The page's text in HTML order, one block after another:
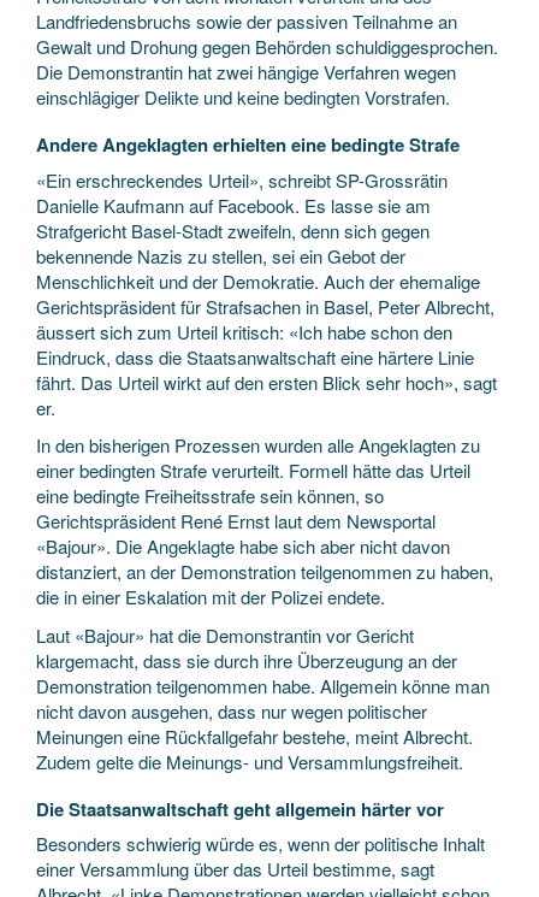
Landfriedensbruchs sowie der passiven Teilnahme an
Gewalt und Drohung gegen Behörden schuldiggesprochen.
Die Demonstrantin hat zwei hängige Verfahren wegen
einschlägiger Delikte und keine bedingten Vorstrafen.
Andere Angeklagten erhielten eine bedingte Strafe
«Ein erschreckendes Urteil», schreibt SP-Grossrätin
Danielle Kaufmann auf Facebook. Es lasse sie am
Strafgericht Basel-Stadt zweifeln, denn sich gegen
bekennende Nazis zu stellen, sei ein Gebot der
Menschlichkeit und der Demokratie. Auch der ehemalige
Gerichtspräsident für Strafsachen in Basel, Peter Albrecht,
äussert sich zum Urteil kritisch: «Ich habe schon den
Eindruck, dass die Staatsanwaltschaft eine härtere Linie
fährt. Das Urteil wirkt auf den ersten Blick sehr hoch», sagt
er.
In den bisherigen Prozessen wurden alle Angeklagten zu
einer bedingten Strafe verurteilt. Formell hätte das Urteil
eine bedingte Freiheitsstrafe sein können, so
Gerichtspräsident René Ernst laut dem Newsportal
«Bajour». Die Angeklagte habe sich aber nicht davon
distanziert, an der Demonstration teilgenommen zu haben,
die in einer Eskalation mit der Polizei endete.
Laut «Bajour» hat die Demonstrantin vor Gericht
klargemacht, dass sie durch ihre Überzeugung an der
Demonstration teilgenommen habe. Allgemein könne man
nicht davon ausgehen, dass nur wegen politischer
Meinungen eine Rückfallgefahr bestehe, meint Albrecht.
Zudem gelte die Meinungs- und Versammlungsfreiheit.
Die Staatsanwaltschaft geht allgemein härter vor
Besonders schwierig würde es, wenn der politische Inhalt
einer Versammlung über das Urteil bestimme, sagt